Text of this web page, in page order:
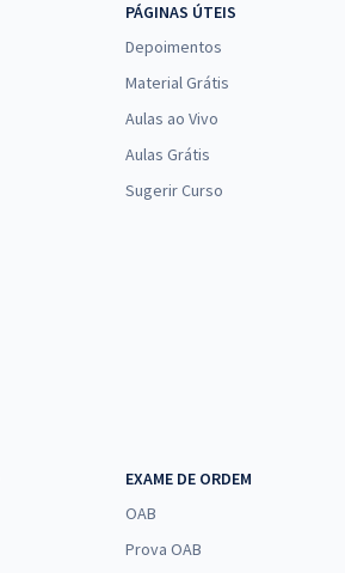
PÁGINAS ÚTEIS
Depoimentos
Material Grátis
Aulas ao Vivo
Aulas Grátis
Sugerir Curso
EXAME DE ORDEM
OAB
Prova OAB